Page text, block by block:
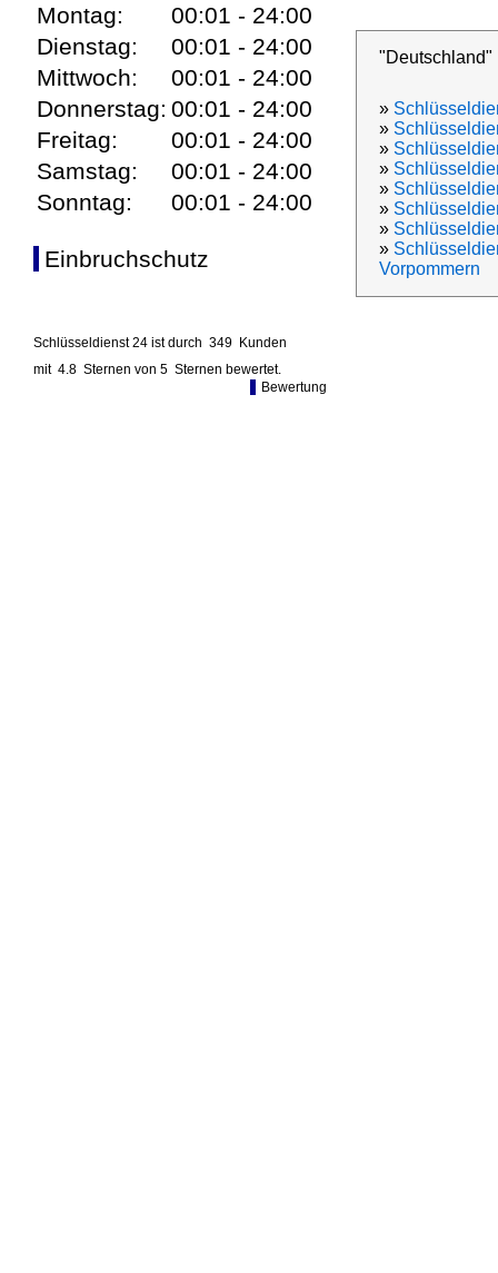
Montag:
00:01 - 24:00
Dienstag:
00:01 - 24:00
Mittwoch:
00:01 - 24:00
Donnerstag: 00:01 - 24:00
Freitag:
00:01 - 24:00
Samstag:
00:01 - 24:00
Sonntag:
00:01 - 24:00
Einbruchschutz
Schlüsseldienst 24 ist durch 349 Kunden
mit 4.8 Sternen von 5 Sternen bewertet.
Bewertung
"Deutschland"
»
»
»
»
»
»
»
»
Vorpommern